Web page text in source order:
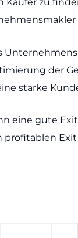
der
starke
eine gute
profitablen